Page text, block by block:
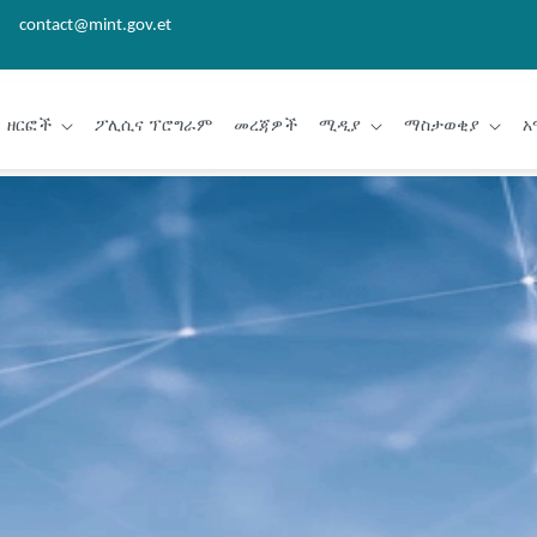
contact@mint.gov.et
ዘርፎች ፖሊሲና ፕሮግራም መረጃዎች ሚዲያ ማስታወቂያ